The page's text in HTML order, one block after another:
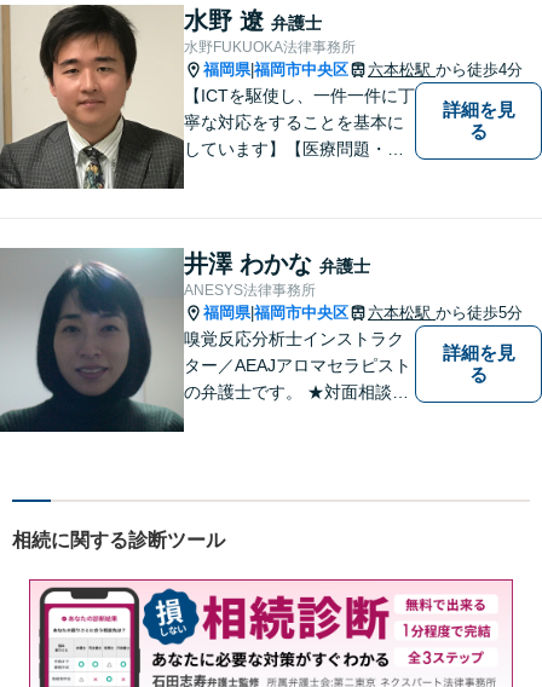
決への大きな一歩となりま
す。 些細なことでも、お気軽
にご相談下さい。
水野 遼 弁護士
水野FUKUOKA法律事務所
福岡県|福岡市中央区 六本松駅 から徒歩4分
【ICTを駆使し、一件一件に丁
寧な対応をすることを基本に
しています】【医療問題・交
応】【遠隔地からのご依頼・
ご相談歓迎】あなたのために
全力で事件と向き合います！
詳細を見
る
井澤 わかな 弁護士
ANESYS法律事務所
福岡県|福岡市中央区 六本松駅 から徒歩5分
嗅覚反応分析士インストラク
ター／AEAJアロマセラピスト
の弁護士です。 ★対面相談が
日／夜間も、時間帯等によっ
は、一応可能です
詳細を見
る
相続に関する診断ツール